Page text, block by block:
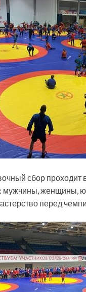
сбор проходит
мужчины, женщины,
перед